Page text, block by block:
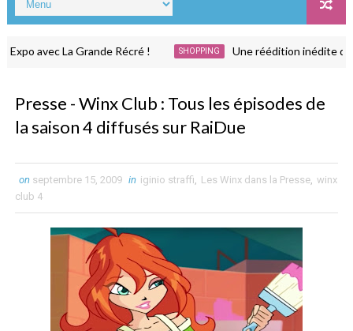
avec La Grande Récré ! SHOPPING Une réédition inédite de la
Presse - Winx Club : Tous les épisodes de
la saison 4 diffusés sur RaiDue
on septembre 15, 2009 in iginio straffi Les Winx dans la Presse, winx
club 4